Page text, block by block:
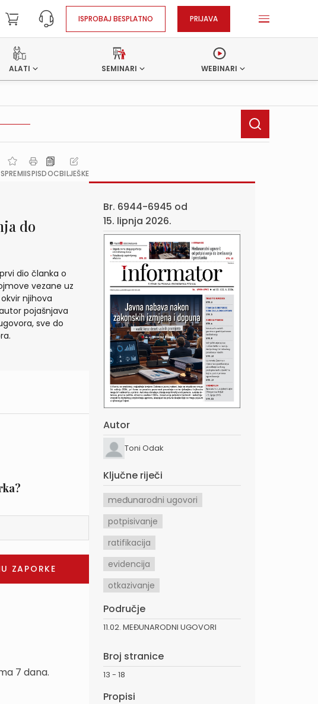
ISPROBAJ BESPLATNO PRIJAVA
ALATI SEMINARI WEBINARI
SPREMIISPISDOCBILJEŠKE
do
dio članka o
vezane uz
njihova
pojašnjava
sve do
7 dana.
Br. 6944-6945 od
15. lipnja 2026.
Autor
Toni Odak
Ključne riječi
međunarodni ugovori
potpisivanje
ratifikacija
evidencija
otkazivanje
Područje
11.02. MEĐUNARODNI UGOVORI
Broj stranice
13 - 18
Propisi